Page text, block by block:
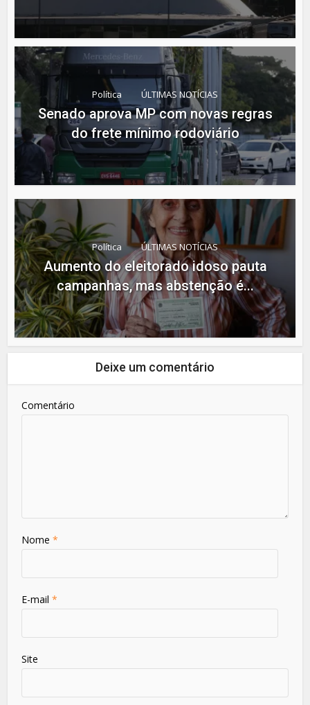
Política ÚLTIMAS NOTÍCIAS
Senado aprova MP com novas regras
do frete mínimo rodoviário
Política ÚLTIMAS NOTÍCIAS
Aumento do eleitorado idoso pauta
campanhas, mas abstenção é...
Deixe um comentário
Comentário
Nome*
E-mail*
Site